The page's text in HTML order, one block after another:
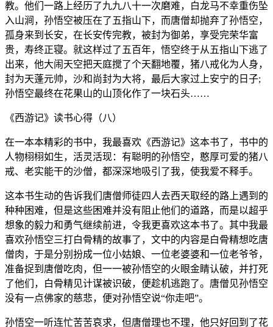
教。他们一路上经历了九九八十一次磨难，白龙马不幸重伤坠
入山涧，孙悟空被压在了五指山下，而唐僧却抛弃了孙悟空，
孤身来到长安，在长安传完教，被封为御弟，享受完荣华富
贵，寿终正寝。就这样过了五百年，悟空终于从五指山下逃了
出来，他大闹天空把天庭搅了个天翻地覆，猪八戒化为人身，
封为天蓬元帅，沙和尚封为大将，最后大家过上安宁的日子;
孙悟空最终在花果山的山顶化作了一块石头……
《西游记》读书心得（八）
在一本本精彩的书中，我最喜欢《西游记》这本书了，书中的
人物栩栩如生，活灵活现：有聪明的孙悟空，憨厚可爱的猪八
戒、老实能干的沙僧，都深深地吸引了我，使我爱不释手。
这本书生动的告诉我们唐僧师徒四人去西天取经的路上遇到的
种种困难，但是这些困难并没有阻止他们的道路，而是以超乎
想象的毅力和勇气继续前进，令我更喜欢这本书了。其中我最
喜欢孙悟空三打白骨精的故事了，文中的内容是白骨精想吃唐
僧肉，于是分别扮成一位小姑娘、一位老婆婆和一位老爷爷，
准备捉到唐僧吃肉，但一一被孙悟空的火眼金睛认破，并打死
了他们，白骨精见计谋被识破，便趁机逃跑了。唐僧见孙悟空
没有一点佛家的慈悲，便对孙悟空说“你走吧”。
孙悟空一听连忙苦苦哀求，但唐僧理也不理，他只好回到了花